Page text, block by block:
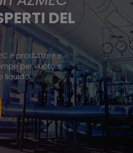
DEL
è produttore e
per vuoto e
liquido.